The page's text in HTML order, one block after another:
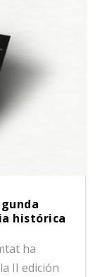
histórica
ha
II edición